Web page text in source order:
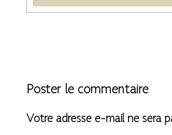
Poster le commentaire
Votre adresse e-mail ne sera